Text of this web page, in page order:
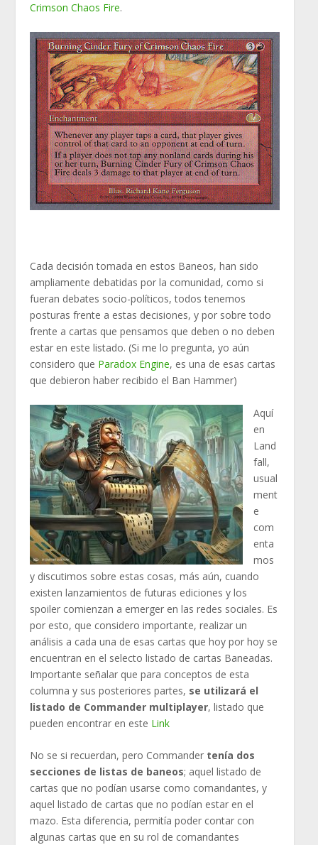
Crimson Chaos Fire.
Cada decisión tomada en estos Baneos, han sido
ampliamente debatidas por la comunidad, como si
fueran debates socio-políticos, todos tenemos
posturas frente a estas decisiones, y por sobre todo
frente a cartas que pensamos que deben o no deben
estar en este listado. (Si me lo pregunta, yo aún
considero que Paradox Engine, es una de esas cartas
que debieron haber recibido el Ban Hammer)
Aquí
en
Land
fall,
usual
ment
e
com
enta
mos
y discutimos sobre estas cosas, más aún, cuando
existen lanzamientos de futuras ediciones y los
spoiler comienzan a emerger en las redes sociales. Es
por esto, que considero importante, realizar un
análisis a cada una de esas cartas que hoy por hoy se
encuentran en el selecto listado de cartas Baneadas.
Importante señalar que para conceptos de esta
columna y sus posteriores partes, se utilizará el
listado de Commander multiplayer, listado que
pueden encontrar en este Link
No se si recuerdan, pero Commander tenía dos
secciones de listas de baneos; aquel listado de
cartas que no podían usarse como comandantes, y
aquel listado de cartas que no podían estar en el
mazo. Esta diferencia, permitía poder contar con
algunas cartas que en su rol de comandantes